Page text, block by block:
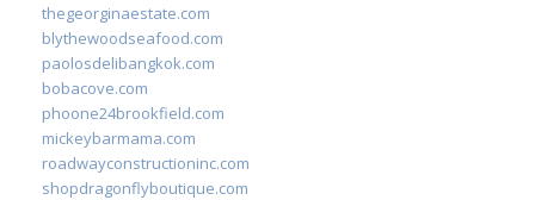
thegeorginaestate.com
blythewoodseafood.com
paolosdelibangkok.com
bobacove.com
phoone24brookfield.com
mickeybarmama.com
roadwayconstructioninc.com
shopdragonflyboutique.com